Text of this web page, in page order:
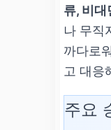
류, 비대
나 무직
까다로
고 대응
주요